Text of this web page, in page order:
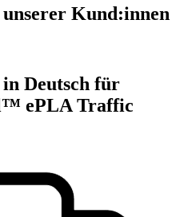
Kund:innen
Deutsch für
ePLA Traffic